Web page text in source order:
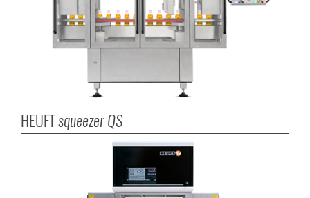
HEUFTsqueezer QS